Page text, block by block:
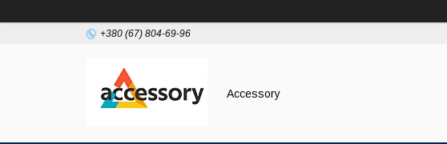
+380 (67) 804-69-96
Accessory